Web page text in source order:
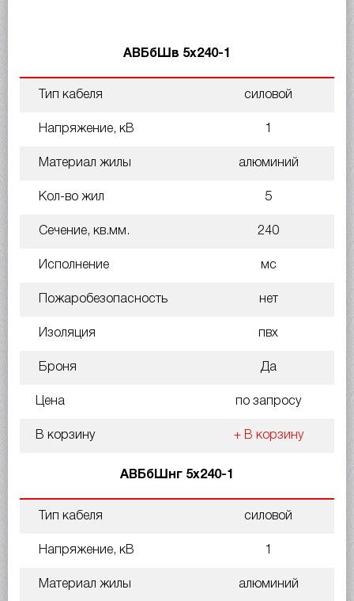
АВБбШв 5х240-1
Тип кабеля силовой
Напряжение, кВ 1
Материал жилы алюминий
Кол-во жил 5
Сечение, кв.мм. 240
Исполнение мс
Пожаробезопасность нет
Изоляция пвх
Броня Да
Цена по запросу
В корзину + В корзину
АВБбШнг 5х240-1
Тип кабеля силовой
Напряжение, кВ 1
Материал жилы алюминий